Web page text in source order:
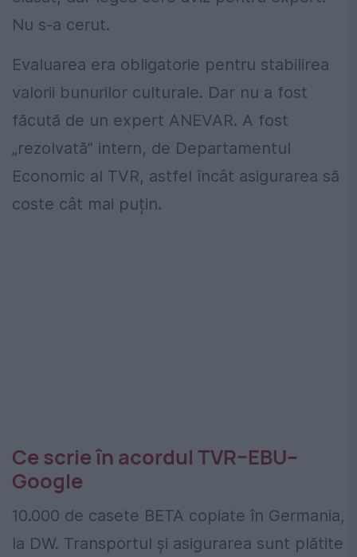
Nu s-a cerut.
Evaluarea era obligatorie pentru stabilirea
valorii bunurilor culturale. Dar nu a fost
făcută de un expert ANEVAR. A fost
„rezolvată” intern, de Departamentul
Economic al TVR, astfel încât asigurarea să
coste cât mai puțin.
Ce scrie în acordul TVR–EBU–
Google
10.000 de casete BETA copiate în Germania,
la DW. Transportul și asigurarea sunt plătite